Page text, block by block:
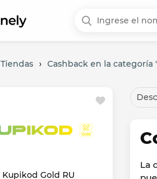
Tiendas › Cashback en la categoría
Kupikod Gold RU
La